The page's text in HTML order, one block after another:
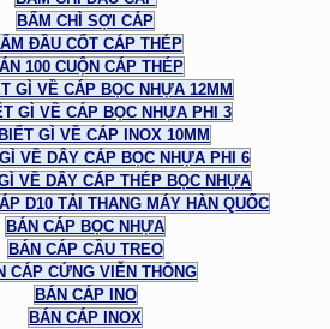
BẤM CHÌ SỢI CÁP
ĐẦU CỐT CÁP THÉP
100 CUỘN CÁP THÉP
GÌ VỀ CÁP BỌC NHỰA 12MM
GÌ VỀ CÁP BỌC NHỰA PHI 3
GÌ VỀ CÁP INOX 10MM
VỀ DÂY CÁP BỌC NHỰA PHI 6
VỀ DÂY CÁP THÉP BỌC NHỰA
D10 TẢI THANG MÁY HÀN QUỐC
BÁN CÁP BỌC NHỰA
BÁN CÁP CẦU TREO
CÁP CỨNG VIỄN THÔNG
BÁN CÁP INO
BÁN CÁP INOX